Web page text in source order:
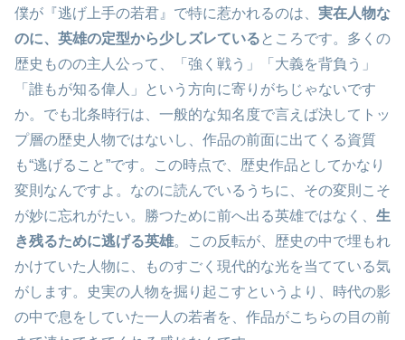
僕が『逃げ上手の若君』で特に惹かれるのは、 実在人物な
のに、英雄の定型から少しズレている ところです。多くの
歴史ものの主人公って、「強く戦う」「大義を背負う」
「誰もが知る偉人」という方向に寄りがちじゃないです
か。でも北条時行は、一般的な知名度で言えば決してトッ
プ層の歴史人物ではないし、作品の前面に出てくる資質
も“逃げること”です。この時点で、歴史作品としてかなり
変則なんですよ。なのに読んでいるうちに、その変則こそ
が妙に忘れがたい。勝つために前へ出る英雄ではなく、 生
き残るために逃げる英雄。この反転が、歴史の中で埋もれ
かけていた人物に、ものすごく現代的な光を当てている気
がします。史実の人物を掘り起こすというより、時代の影
の中で息をしていた一人の若者を、作品がこちらの目の前